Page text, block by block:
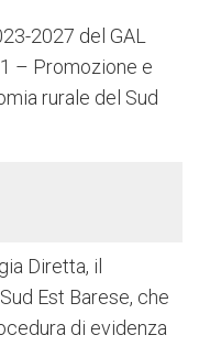
2027 del GAL
– Promozione e
rurale del Sud
Diretta, il
Est Barese, che
di evidenza